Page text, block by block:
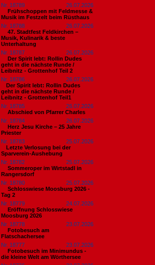
Nr. 18789
26.07.2026
Frühschoppen mit Feldmesse &
Musik im Festzelt beim Rüsthaus
Nr. 18788
26.07.2026
47. Stadtfest Feldkirchen –
Musik, Kulinarik & beste
Unterhaltung
Nr. 18787
26.07.2026
Der Spirit lebt: Rollin Dudes
geht in die nächste Runde /
Leibnitz - Grottenhof Teil 2
Nr. 18786
26.07.2026
​Der Spirit lebt: Rollin Dudes
geht in die nächste Runde /
Leibnitz - Grottenhof Teil1
Nr. 18785
26.07.2026
Abschied von Pfarrer Charles
Nr. 18784
26.07.2026
Herz Jesu Kirche – 25 Jahre
Priester
Nr. 18783
25.07.2026
​Letzte Verlosung bei der
Sparverein-Aushebung
Nr. 18782
25.07.2026
Sommeroper im Wirtstadl in
Rangersdorf
Nr. 18780
25.07.2026
Schlosswiese Moosburg 2026 -
Tag 2
Nr. 18779
24.07.2026
Eröffnung Schlosswiese
Moosburg 2026
Nr. 18778
23.07.2026
Fotobesuch am
Flatschachersee
Nr. 18777
23.07.2026
Fotobesuch im Minimundus -
die kleine Welt am Wörthersee